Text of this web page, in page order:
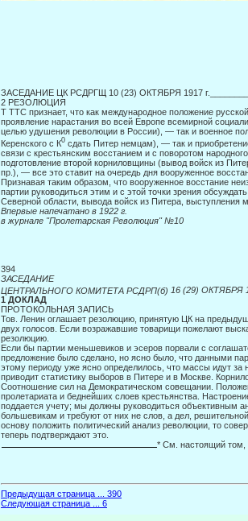
ЗАСЕДАНИЕ ЦК PCДРГЩ 10 (23) ОКТЯБРЯ 1917
2 РЕЗОЛЮЦИЯ
Τ TTC признает, что как международное положение
проявление нарастания во всей Европе всемирной
целью удушения рево­люции в России), — так и военное
Керенского с К0 сдать Питер немцам), — так и
связи с крестьянским восстанием и с поворотом
подготовление второй корниловщины (вывод войск из
пр.), — все это ставит на очередь дня вооруженное
Признавая таким образом, что вооруженное восстание
партии руководиться этим и с этой точки зрения
Северной области, вы­вода войск из Питера, выступления
Впервые напечатано в 1922 г.
в журнале "Пролетарская Революция" №10
394
ЗАСЕДАНИЕ
ЦЕНТРАЛЬНОГО КОМИТЕТА РСДРП(б) 16 (29) ОКТЯБРЯ
1 ДОКЛАД
ПРОТОКОЛЬНАЯ ЗАПИСЬ
Тов. Ленин оглашает резолюцию, принятую ЦК на
двух голосов. Если возражавшие товарищи по­желают
резолюцию.
Если бы партии меньшевиков и эсеров порвали с
предложение было сделано, но ясно было, что данны­ми
этому периоду уже ясно определилось, что массы идут
приводит статистику выборов в Питере и в Москве.
Соотношение сил на Демократическом совещании.
пролетариата и бед­нейших слоев крестьянства.
поддается учету; мы должны руководиться объективным
большевикам и требуют от них не слов, а дел,
основу поло­жить политический анализ революции, то
теперь подтверждают это.
* См. настоящий том,
Предыдущая страница ... 390
Следующая страница ... 6